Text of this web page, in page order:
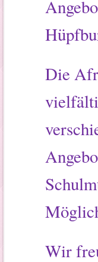
Die
Wir